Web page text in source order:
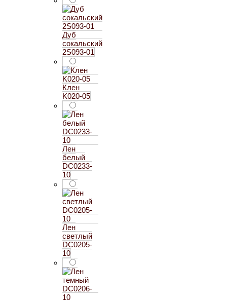
Дуб
сокальский
2S093-01
Клен
K020-05
Лен
белый
DC0233-
10
Лен
светлый
DC0205-
10